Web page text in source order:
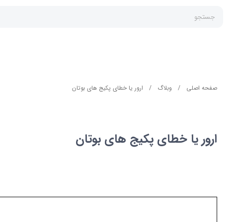
جستجو
صفحه اصلی / وبلاگ / ارور یا خطای پکیج های بوتان
ارور یا خطای پکیج های بوتان